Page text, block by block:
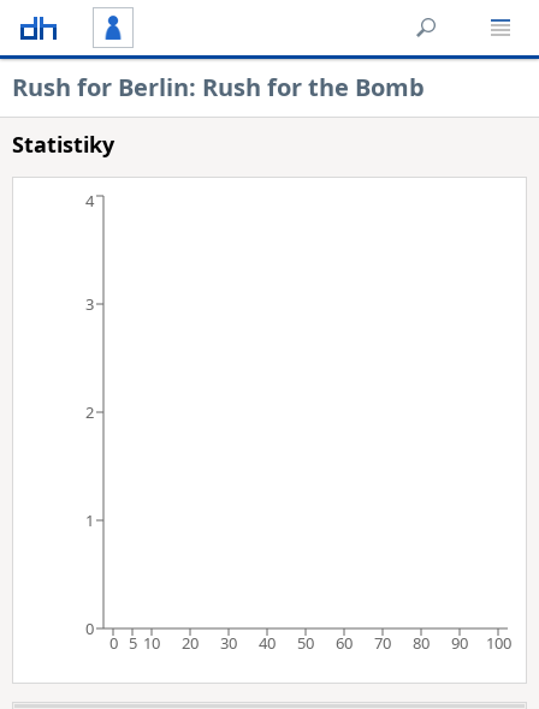
Rush for Berlin: Rush for the Bomb
Statistiky
0 5 10 20 30 40 50 60 70 80 90 100
0
1
2
3
4